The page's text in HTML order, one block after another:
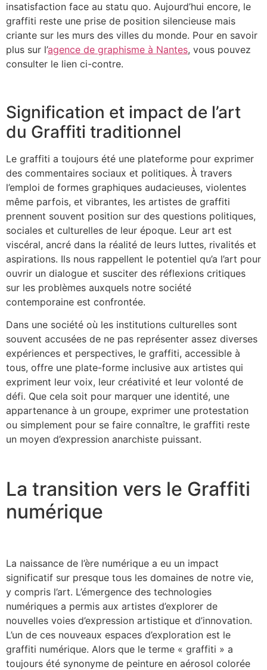
insatisfaction face au statu quo. Aujourd’hui encore, le
graffiti reste une prise de position silencieuse mais
criante sur les murs des villes du monde. Pour en savoir
plus sur l’agence de graphisme à Nantes, vous pouvez
consulter le lien ci-contre.
Signification et impact de l’art
du Graffiti traditionnel
Le graffiti a toujours été une plateforme pour exprimer
des commentaires sociaux et politiques. À travers
l’emploi de formes graphiques audacieuses, violentes
même parfois, et vibrantes, les artistes de graffiti
prennent souvent position sur des questions politiques,
sociales et culturelles de leur époque. Leur art est
viscéral, ancré dans la réalité de leurs luttes, rivalités et
aspirations. Ils nous rappellent le potentiel qu’a l’art pour
ouvrir un dialogue et susciter des réflexions critiques
sur les problèmes auxquels notre société
contemporaine est confrontée.
Dans une société où les institutions culturelles sont
souvent accusées de ne pas représenter assez diverses
expériences et perspectives, le graffiti, accessible à
tous, offre une plate-forme inclusive aux artistes qui
expriment leur voix, leur créativité et leur volonté de
défi. Que cela soit pour marquer une identité, une
appartenance à un groupe, exprimer une protestation
ou simplement pour se faire connaître, le graffiti reste
un moyen d’expression anarchiste puissant.
La transition vers le Graffiti
numérique
La naissance de l’ère numérique a eu un impact
significatif sur presque tous les domaines de notre vie,
y compris l’art. L’émergence des technologies
numériques a permis aux artistes d’explorer de
nouvelles voies d’expression artistique et d’innovation.
L’un de ces nouveaux espaces d’exploration est le
graffiti numérique. Alors que le terme « graffiti » a
toujours été synonyme de peinture en aérosol colorée